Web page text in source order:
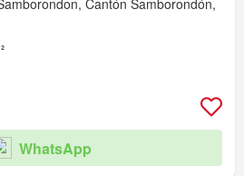
Cantón Samborondón,
WhatsApp